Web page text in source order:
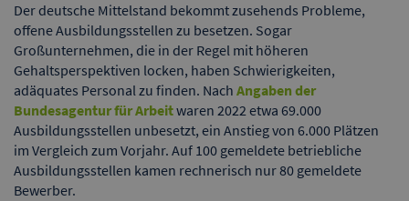
Der deutsche Mittelstand bekommt zusehends Probleme,
offene Ausbildungsstellen zu besetzen. Sogar
Großunternehmen, die in der Regel mit höheren
Gehaltsperspektiven locken, haben Schwierigkeiten,
adäquates Personal zu finden. Nach Angaben der
Bundesagentur für Arbeitwaren 2022 etwa 69.000
Ausbildungsstellen unbesetzt, ein Anstieg von 6.000 Plätzen
im Vergleich zum Vorjahr. Auf 100 gemeldete betriebliche
Ausbildungsstellen kamen rechnerisch nur 80 gemeldete
Bewerber.